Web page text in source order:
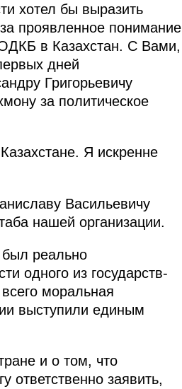
хотел бы выразить
проявленное понимание
ОДКБ в Казахстан. С Вами,
дней
Григорьевичу
за политическое
Я искренне
Васильевичу
нашей организации.
был реально
одного из государств-
моральная
выступили единым
и о том, что
ответственно заявить,